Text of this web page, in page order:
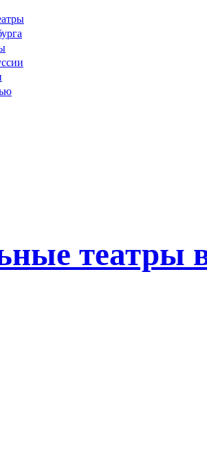
театры